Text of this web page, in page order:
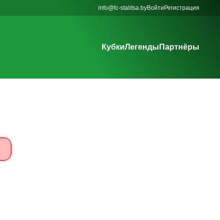
info@fc-stalitsa.byВойти Регистрация
КубкиЛегенды Партнёры